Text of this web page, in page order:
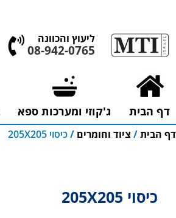
ליעוץ והכוונה
08-942-0765
דף הבית ג'קוזי ומערכות ספא
דף הבית/ ציוד וחומרים /כיסוי 205X205
כיסוי 205X205